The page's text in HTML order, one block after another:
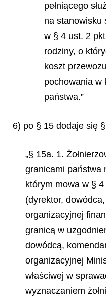
pełniącego
na stanowisku
w § 4 ust. 2
rodziny, o
koszt
pochowania w
państwa.”
6) po § 15 dodaje się
„§ 15a. 1.
granicami państwa
którym mowa w §
(dyrektor,
organizacyjnej
granicą w
dowódcą,
organizacyjnej
właściwej w
wyznaczaniem